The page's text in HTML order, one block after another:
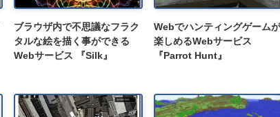
ブラウザ内で不思議なフラク
タルな絵を描く事ができる
Webサービス 『Silk』
Webでハンティングゲームが
楽しめるWebサービス
『Parrot Hunt』